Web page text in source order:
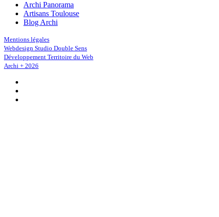
Archi Panorama
Artisans Toulouse
Blog Archi
Mentions légales
Webdesign Studio Double Sens
Développement Territoire du Web
Archi + 2026